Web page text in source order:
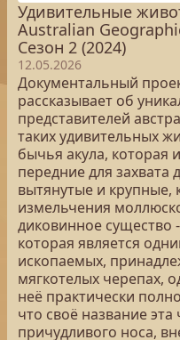
Удивительные
Australian
Сезон 2 (2024)
12.05.2026
Документальный
рассказывает об
представителей
таких удивительных
бычья акула, которая
передние для
вытянутые и крупные,
измельчения
диковинное существо
которая является
ископаемых,
мягкотелых черепах,
неё практически
что своё название
причудливого носа,